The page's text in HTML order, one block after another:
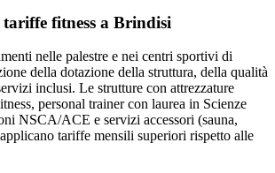
fitness a Brindisi
nelle palestre e nei centri sportivi di
della dotazione della struttura, della qualità
inclusi. Le strutture con attrezzature
personal trainer con laurea in Scienze
NSCA/ACE e servizi accessori (sauna,
tariffe mensili superiori rispetto alle